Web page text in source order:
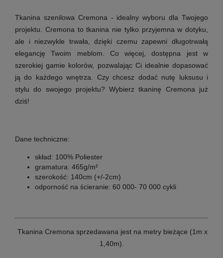
Tkanina szenilowa Cremona- idealny wyboru dla Twojego
projektu. Cremona to tkanina nie tylko przyjemna w dotyku,
ale i niezwykle trwała, dzięki czemu zapewni długotrwałą
elegancję Twoim meblom. Co więcej, dostępna jest w
szerokiej gamie kolorów, pozwalając Ci idealnie dopasować
ją do każdego wnętrza. Czy chcesz dodać nutę luksusu i
stylu do swojego projektu? Wybierz tkaninę Cremona już
dziś!
Dane techniczne:
skład: 100% Poliester
gramatura: 465g/m²
szerokość: 140cm (+/-2cm)
odporność na ścieranie: 60 000- 70 000 cykli
Tkanina Cremona sprzedawana jest na metry bieżące (1m x
1,40m).